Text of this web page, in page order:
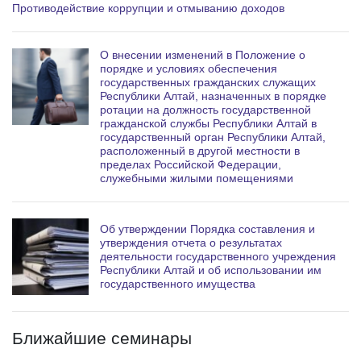
Противодействие коррупции и отмыванию доходов
О внесении изменений в Положение о
порядке и условиях обеспечения
государственных гражданских служащих
Республики Алтай, назначенных в порядке
ротации на должность государственной
гражданской службы Республики Алтай в
государственный орган Республики Алтай,
расположенный в другой местности в
пределах Российской Федерации,
служебными жилыми помещениями
Об утверждении Порядка составления и
утверждения отчета о результатах
деятельности государственного учреждения
Республики Алтай и об использовании им
государственного имущества
Ближайшие семинары